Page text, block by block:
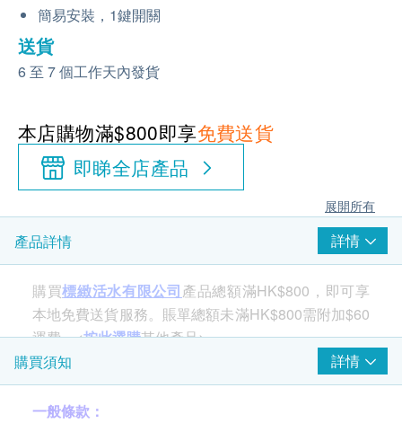
簡易安裝，1鍵開關
送貨
6 至 7 個工作天內發貨
本店購物滿$800即享免費送貨
即睇全店產品
展開所有
產品詳情 詳情
購買標緻活水有限公司產品總額滿HK$800，即可享
本地免費送貨服務。賬單總額未滿HK$800需附加$60
運費。<按此選購其他產品>
滋潤肌膚及散發香氣，同時過濾水中鐵銹雜質及氯
氣，保護肌膚釋放天然維他命
購買須知 詳情
一般條款：